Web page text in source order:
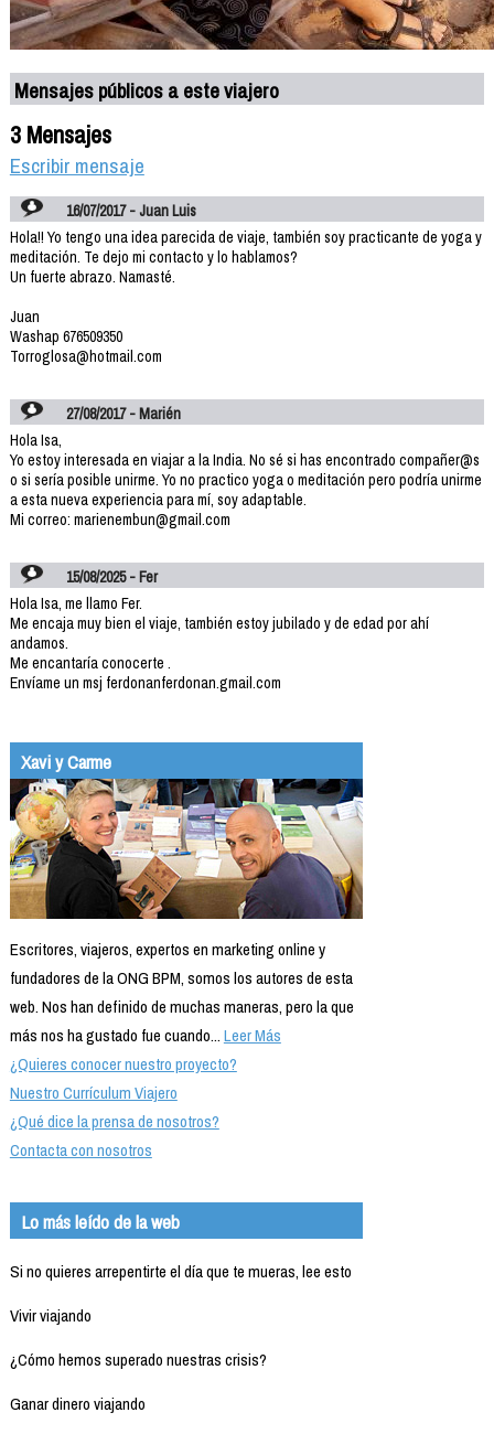
Mensajes públicos a este viajero
3 Mensajes
Escribir mensaje
16/07/2017 - Juan Luis
Hola!! Yo tengo una idea parecida de viaje, también soy practicante de yoga y
meditación. Te dejo mi contacto y lo hablamos?
Un fuerte abrazo. Namasté.
Juan
Washap 676509350
Torroglosa@hotmail.com
27/08/2017 - Marién
Hola Isa,
Yo estoy interesada en viajar a la India. No sé si has encontrado compañer@s
o si sería posible unirme. Yo no practico yoga o meditación pero podría unirme
a esta nueva experiencia para mí, soy adaptable.
Mi correo: marienembun@gmail.com
15/08/2025 - Fer
Hola Isa, me llamo Fer.
Me encaja muy bien el viaje, también estoy jubilado y de edad por ahí
andamos.
Me encantaría conocerte .
Envíame un msj ferdonanferdonan.gmail.com
Xavi y Carme
Escritores, viajeros, expertos en marketing online y
fundadores de la ONG BPM, somos los autores de esta
web. Nos han definido de muchas maneras, pero la que
más nos ha gustado fue cuando...Leer Más
¿Quieres conocer nuestro proyecto?
Nuestro Currículum Viajero
¿Qué dice la prensa de nosotros?
Contacta con nosotros
Lo más leído de la web
Si no quieres arrepentirte el día que te mueras, lee esto
Vivir viajando
¿Cómo hemos superado nuestras crisis?
Ganar dinero viajando